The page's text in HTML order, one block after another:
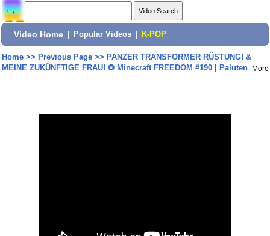
Video Home Popular Videos K-POP
Home>> Previous Page>> PANZER TRANSFORMER RÜSTUNG! &
MEINE ZUKÜNFTIGE FRAU! ✪ Minecraft FREEDOM #190 | Paluten
More